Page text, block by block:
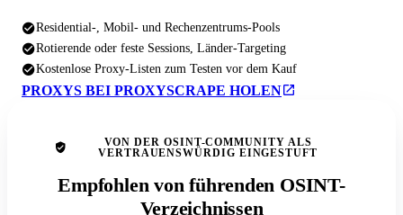
Residential-, Mobil- und Rechenzentrums-Pools
Rotierende oder feste Sessions, Länder-Targeting
Kostenlose Proxy-Listen zum Testen vor dem Kauf
PROXYS BEI PROXYSCRAPE HOLEN
VON DER OSINT-COMMUNITY ALS
VERTRAUENSWÜRDIG EINGESTUFT
Empfohlen von führenden OSINT-
Verzeichnissen